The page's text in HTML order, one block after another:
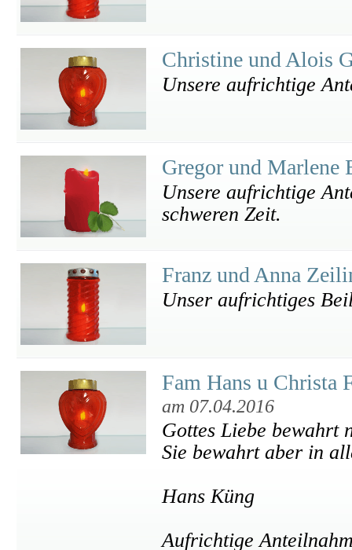
Christine und Alois
Unsere aufrichtige
Gregor und Marlene
Unsere aufrichtige
schweren Zeit.
Franz und Anna
Unser aufrichtiges
Fam Hans u Christa
am 07.04.2016
Gottes Liebe bewahrt
Sie bewahrt aber in
Hans Küng
Aufrichtige